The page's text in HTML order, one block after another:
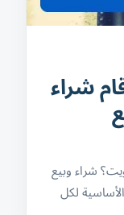
شراء
شراء وبيع
لكل